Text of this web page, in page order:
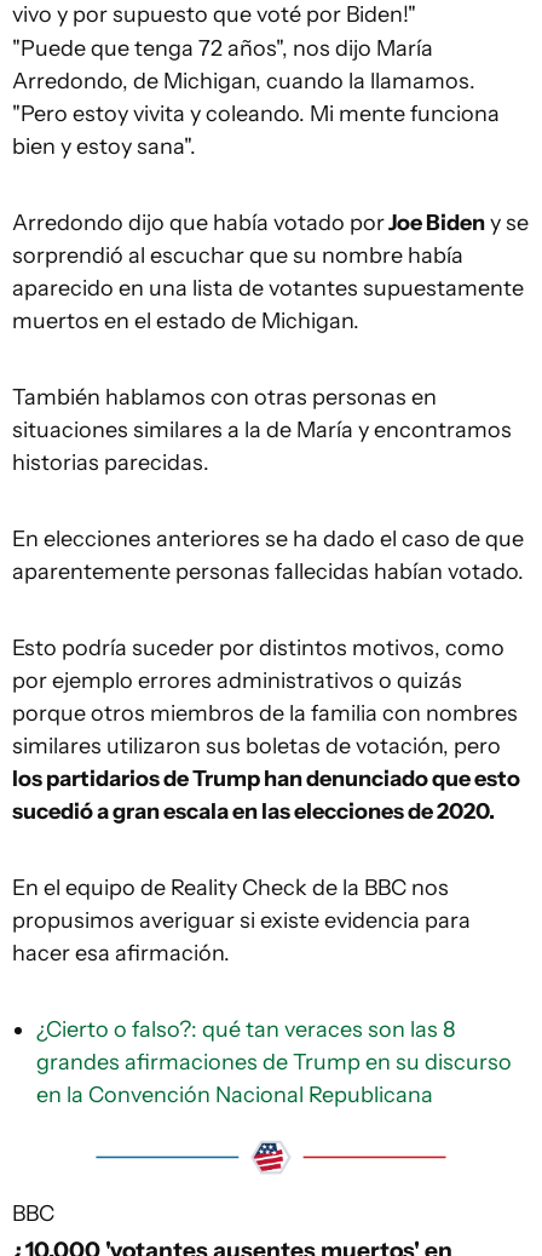
vivo y por supuesto que voté por Biden!"
"Puede que tenga 72 años", nos dijo María
Arredondo, de Michigan, cuando la llamamos.
"Pero estoy vivita y coleando. Mi mente funciona
bien y estoy sana".
Arredondo dijo que había votado porJoe Bideny se
sorprendió al escuchar que su nombre había
aparecido en una lista de votantes supuestamente
muertos en el estado de Michigan.
También hablamos con otras personas en
situaciones similares a la de María y encontramos
historias parecidas.
En elecciones anteriores se ha dado el caso de que
aparentemente personas fallecidas habían votado.
Esto podría suceder por distintos motivos, como
por ejemplo errores administrativos o quizás
porque otros miembros de la familia con nombres
similares utilizaron sus boletas de votación, pero
los partidarios de Trump handenunciadoque esto
sucedióa gran escala enlas elecciones de 2020.
En el equipo de Reality Check de la BBC nos
propusimos averiguar si existe evidencia para
hacer esa afirmación.
¿Cierto o falso?: qué tan veraces son las 8
grandes afirmaciones de Trump en su discurso
en la Convención Nacional Republicana
BBC
¿10.000 'votantes ausentes muertos' en